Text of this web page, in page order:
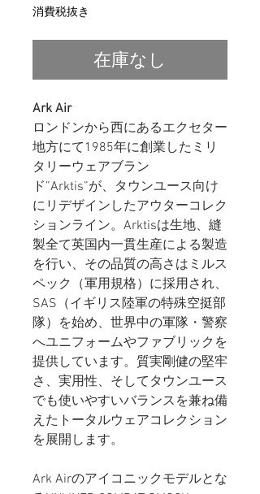
価
格
ル
価
消費税抜き
在庫なし
Ark Air
ロンドンから西にあるエクセター
地方にて1985年に創業したミリ
タリーウェアブラン
ド”Arktis”が、タウンユース向け
にリデザインしたアウターコレク
ションライン。Arktisは生地、縫
製全て英国内一貫生産による製造
を行い、その品質の高さはミルス
ペック（軍用規格）に採用され、
SAS（イギリス陸軍の特殊空挺部
隊）を始め、世界中の軍隊・警察
へユニフォームやファブリックを
提供しています。質実剛健の堅牢
さ、実用性、そしてタウンユース
でも使いやすいバランスを兼ね備
えたトータルウェアコレクション
を展開します。
Ark Airのアイコニックモデルとな